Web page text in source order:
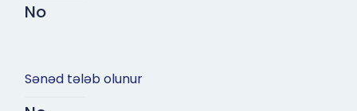
No
Sənəd tələb olunur